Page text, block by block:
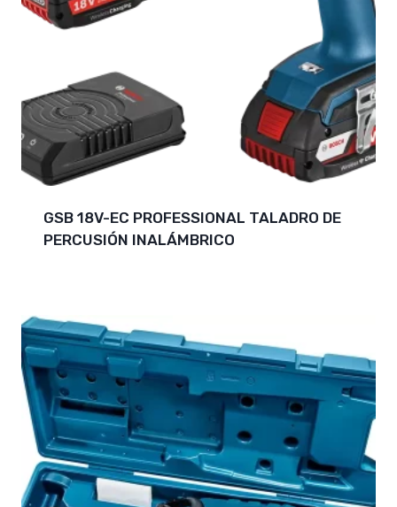
GSB 18V-EC PROFESSIONAL TALADRO DE
PERCUSIÓN INALÁMBRICO